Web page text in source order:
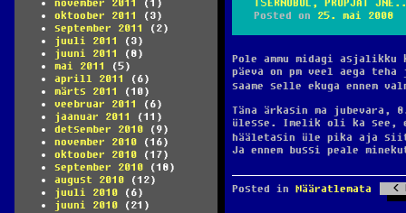
november 2011
(1)
oktoober 2011
(3)
september 2011
(2)
juuli 2011
(3)
juuni 2011
(8)
mai 2011
(5)
aprill 2011
(6)
märts 2011
(10)
veebruar 2011
(6)
jaanuar 2011
(11)
detsember 2010 (9)
november 2010 (16)
oktoober 2010 (17)
september 2010 (18)
august 2010 (12)
juuli 2010 (6)
juuni 2010 (21)
TŠERNOBÕL, PRÕPJAT JNE..
Posted on 25. mai 2008
Pole ammu midagi
päeva on pm veel aega
saame selle ekuga ennem
Täna ärkasin ma jubevara,
ülesse. Imelik oli ka see,
hääletasin üle pika aja
Ja ennem bussi peale
Posted in Määratlemata